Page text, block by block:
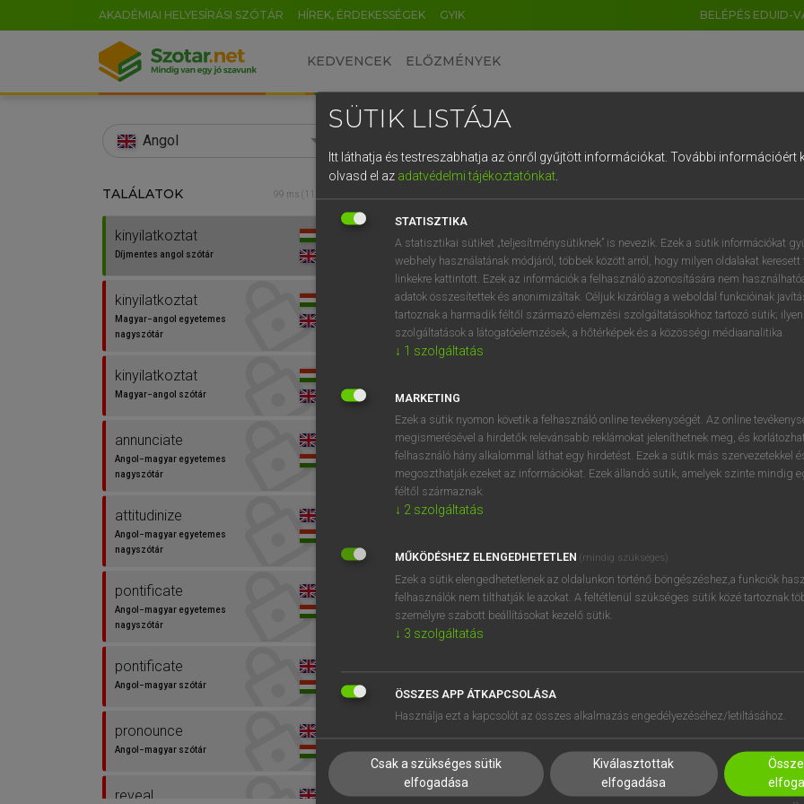
AKADÉMIAI HELYESÍRÁSI SZÓTÁR HÍREK, ÉRDEKESSÉGEK GYIK BELÉPÉS EDUID-
KEDVENCEK ELŐZMÉNYEK
Angol
TALÁLATOK 99 ms (11 db)
kinyilatkoztat
Díjmentes angol szótár
kinyilatkoztat
Magyar−angol egyetemes
nagyszótár
kinyilatkoztat
Magyar−angol szótár
annunciate
Angol−magyar egyetemes
nagyszótár
attitudinize
Angol−magyar egyetemes
nagyszótár
pontificate
Angol−magyar egyetemes
nagyszótár
pontificate
Angol−magyar szótár
pronounce
Angol−magyar szótár
reveal
Díjmentes angol szótár
kinyilatkoztat ige state
reveal
pronounce
asseverate
proclaim
⚲ kinyilatkoztatkeresése szótárainkban
SÜTIK LISTÁJA
Itt láthatja és testreszabhatja az önről gyűjtött információkat. További információért
olvasd el az adatvédelmi tájékoztatónkat.
STATISZTIKA
A statisztikai sütiket „teljesítménysütiknek” is nevezik. Ezek a sütik információkat
webhely használatának módjáról, többek között arról, hogy milyen oldalakat keresett
linkekre kattintott. Ezek az információk a felhasználó azonosítására nem
adatok összesítettek és anonimizáltak. Céljuk kizárólag a weboldal funkcióinak
tartoznak a harmadik féltől származó elemzési szolgáltatásokhoz tartozó sütik;
szolgáltatások a látogatóelemzések, a hőtérképek és a közösségi médiaanalitika.
↓ 1 szolgáltatás
MARKETING
Ezek a sütik nyomon követik a felhasználó online tevékenységét. Az online
megismerésével a hirdetők relevánsabb reklámokat jeleníthetnek meg, és
felhasználó hány alkalommal láthat egy hirdetést. Ezek a sütik más szervezetekkel
megoszthatják ezeket az információkat. Ezek állandó sütik, amelyek szinte mindig
féltől származnak.
↓ 2 szolgáltatás
MŰKÖDÉSHEZ ELENGEDHETETLEN (mindig szükséges)
Ezek a sütik elengedhetetlenek az oldalunkon történő böngészéshez,a funkciók
felhasználók nem tilthatják le azokat. A feltétlenül szükséges sütik közé tartoznak
személyre szabott beállításokat kezelő sütik.
↓ 3 szolgáltatás
ÖSSZES APP ÁTKAPCSOLÁSA
Használja ezt a kapcsolót az összes alkalmazás engedélyezéséhez/letiltásához.
Csak a szükséges sütik
elfogadása
Kiválasztottak
elfogadása
EN HU DE CN FR ES IT NL
0 1 2 3 4 5 6 7 8 9
q w e r t z u i
a s d f g h j k l é
í y x c v b n m , .